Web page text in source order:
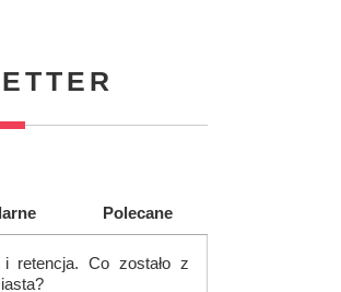
Polecane
retencja. Co zostało z